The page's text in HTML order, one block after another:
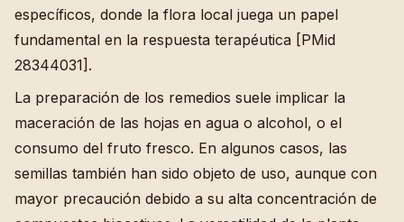
específicos, donde la flora local juega un papel
fundamental en la respuesta terapéutica [PMid
28344031].
La preparación de los remedios suele implicar la
maceración de las hojas en agua o alcohol, o el
consumo del fruto fresco. En algunos casos, las
semillas también han sido objeto de uso, aunque con
mayor precaución debido a su alta concentración de